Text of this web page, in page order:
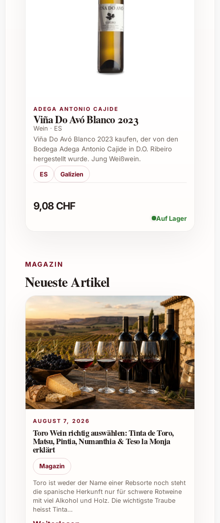
Ist der Wein biologisch oder biodynamisch
Domaine Weinbach pflegt eine
nachhaltige und naturnahe
Prinzipien angewandt werden, die die
Qualität und Terroir-Typizität fördern.
Wie sollte man den Wein servieren?
Die ideale Trinktemperatur liegt bei etwa
es sich, den Wein leicht zu dekantieren,
um seine Aromen voll zu entfalten.
Lagerumgebung mit einer konstanten
Temperatur von rund 12 °C ist optimal für
die Reifung dieses Weins.
Passt der Wein auch zu einem sommerlichen
Anlass?
Ja, seine lebendige Frische und fruchtige
Struktur machen ihn auch zu einem
ausgezeichneten Begleiter bei
sommerlichen Festen und leichteren
Gerichten.
Gibt es eine empfohlene Dekantierzeit?
Das Dekantieren für rund 30 bis 45
Minuten hilft, die komplexen Aromen zur
Geltung zu bringen, kann jedoch je nach
ADEGA ANTONIO CAJIDE
Viña Do Avó Blanco 2023
Wein · ES
Viña Do Avó Blanco 2023 kaufen, der von den
Bodega Adega Antonio Cajide in D.O. Ribeiro
hergestellt wurde. Jung Weißwein.
ES Galizien
9,08 CHF
Auf Lager
MAGAZIN
Neueste Artikel
AUGUST 7, 2026
Toro Wein richtig auswählen: Tinta de Toro,
Matsu, Pintia, Numanthia & Teso la Monja
erklärt
Magazin
Toro ist weder der Name einer Rebsorte noch steht
die spanische Herkunft nur für schwere Rotweine
mit viel Alkohol und Holz. Die wichtigste Traube
heisst Tinta…